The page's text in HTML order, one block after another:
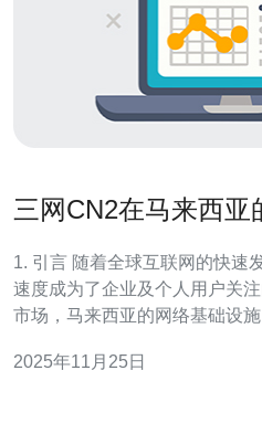
三网CN2在马来西
1. 引言 随着全球互联网的快速发展，数据传输的稳定性和
速度成为了企业及个人用户关
市场，马来西亚的网络基础设
是中国电信所提供的一种高质
2025年11月25日